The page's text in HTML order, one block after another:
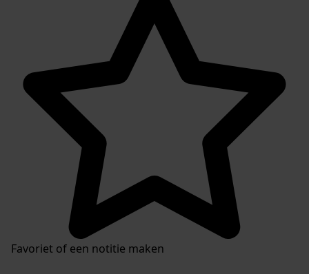
Favoriet of een notitie maken